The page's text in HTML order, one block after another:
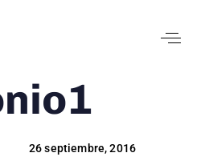
26 septiembre, 2016